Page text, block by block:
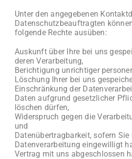
Unter den angegebenen
Datenschutzbeauftragten
folgende Rechte ausüben:
Auskunft über Ihre bei uns
deren Verarbeitung,
Berichtigung unrichtiger
Löschung Ihrer bei uns
Einschränkung der
Daten aufgrund gesetzlicher
löschen dürfen,
Widerspruch gegen die
und
Datenübertragbarkeit, sofern Sie
Datenverarbeitung eingewilligt
Vertrag mit uns abgeschlossen